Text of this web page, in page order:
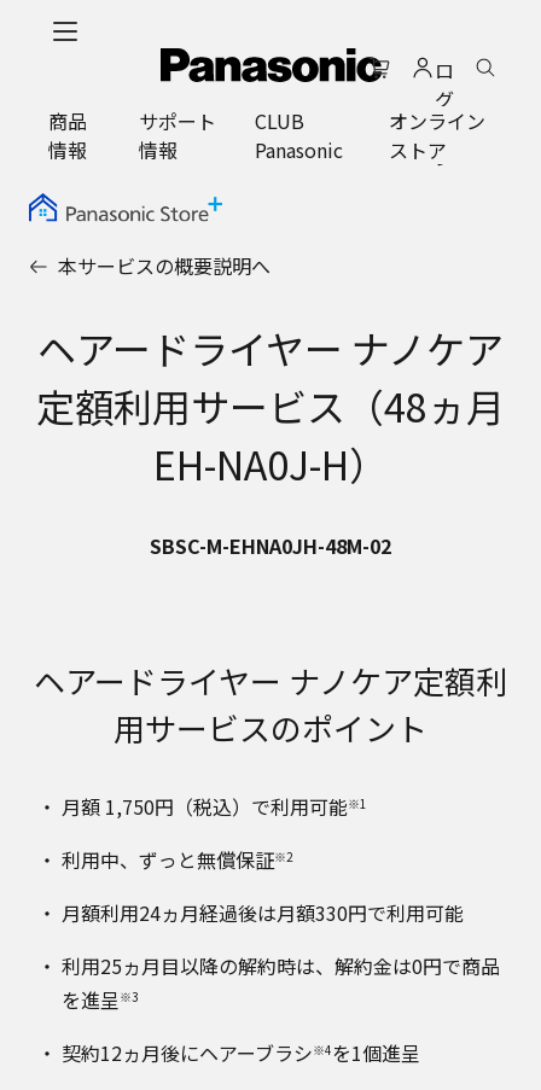
ロ
グ
イ
ン
商品
情報
サポート
情報
CLUB
Panasonic
オンライン
ストア
本サービスの概要説明へ
ヘアードライヤー ナノケア
定額利用サービス（48ヵ月
EH-NA0J-H）
SBSC-M-EHNA0JH-48M-02
ヘアードライヤー ナノケア定額利
用サービスのポイント
月額 1,750円（税込）で利用可能※1
利用中、ずっと無償保証※2
月額利用24ヵ月経過後は月額330円で利用可能
利用25ヵ月目以降の解約時は、解約金は0円で商品
を進呈 ※3
契約12ヵ月後にヘアーブラシ※4を1個進呈